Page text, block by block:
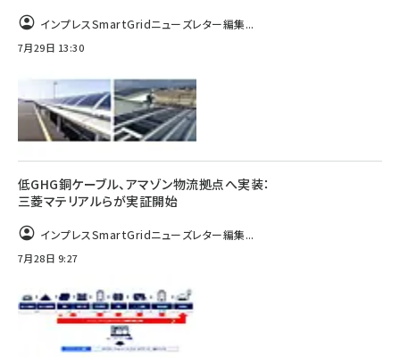
インプレスSmartGridニューズレター編集...
7月29日 13:30
低GHG銅ケーブル、アマゾン物流拠点へ実装：
三菱マテリアルらが実証開始
インプレスSmartGridニューズレター編集...
7月28日 9:27